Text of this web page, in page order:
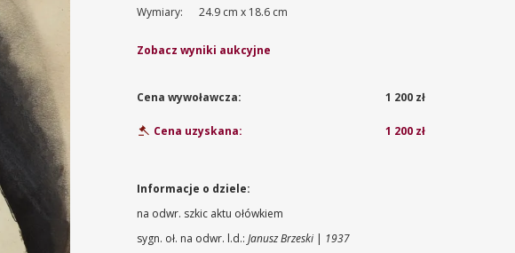
Wymiary:
24.9 cm x 18.6 cm
Zobacz wyniki aukcyjne
Cena wywoławcza: 1 200 zł
Cena uzyskana: 1 200 zł
Informacje o dziele:
na odwr. szkic aktu ołówkiem
sygn. oł. na odwr. l.d.:Janusz Brzeski | 1937